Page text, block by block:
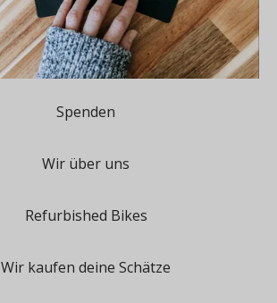
Spenden
Wir über uns
Refurbished Bikes
Wir kaufen deine Schätze